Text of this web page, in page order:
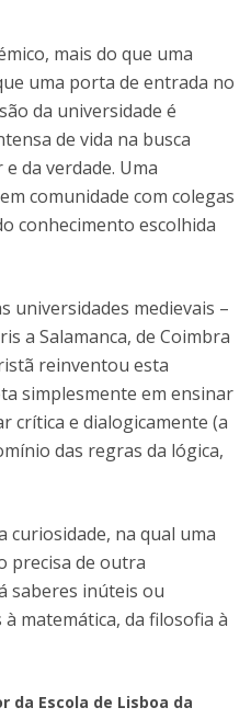
mais do que uma
uma porta de entrada no
da universidade é
de vida na busca
da verdade. Uma
comunidade com colegas
conhecimento escolhida
universidades medievais –
a Salamanca, de Coimbra
reinventou esta
simplesmente em ensinar
crítica e dialogicamente (a
das regras da lógica,
curiosidade, na qual uma
precisa de outra
saberes inúteis ou
matemática, da filosofia à
da Escola de Lisboa da